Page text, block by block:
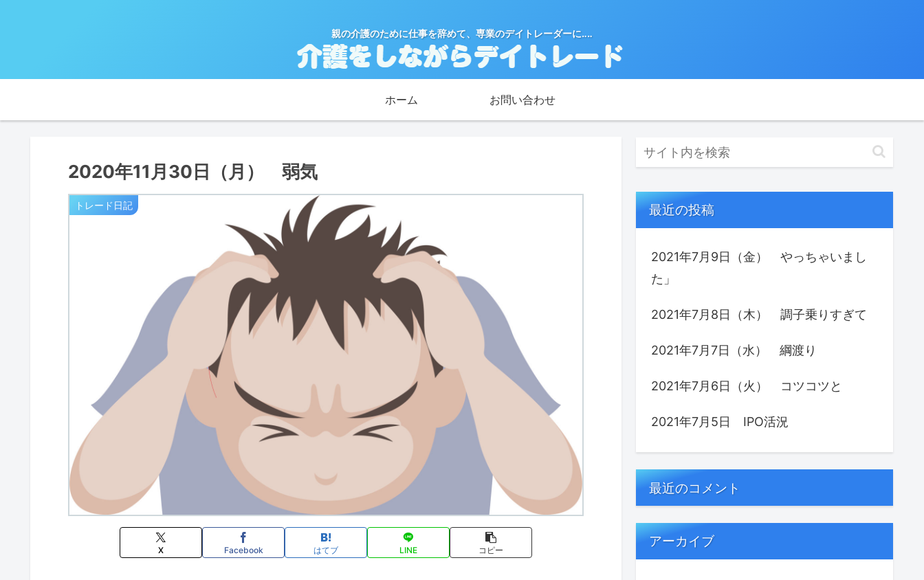
親の介護のために仕事を辞めて、専業のデイトレーダーに‥‥
ホーム お問い合わせ
2020年11月30日（月） 弱気
トレード日記
X Facebook はてブ LINE コピー
最近の投稿
2021年7月9日（金） やっちゃいまし
た」
2021年7月8日（木） 調子乗りすぎて
2021年7月7日（水） 綱渡り
2021年7月6日（火） コツコツと
2021年7月5日 IPO活況
最近のコメント
アーカイブ